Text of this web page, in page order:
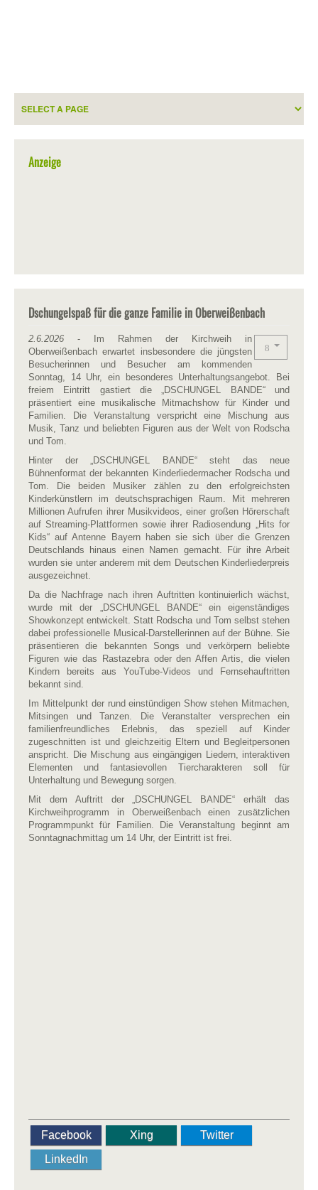
Anzeige
Dschungelspaß für die ganze Familie in Oberweißenbach
2.6.2026 - Im Rahmen der Kirchweih in
Oberweißenbach erwartet insbesondere die jüngsten
Besucherinnen und Besucher am kommenden
Sonntag, 14 Uhr, ein besonderes Unterhaltungsangebot. Bei
freiem Eintritt gastiert die „DSCHUNGEL BANDE“ und
präsentiert eine musikalische Mitmachshow für Kinder und
Familien. Die Veranstaltung verspricht eine Mischung aus
Musik, Tanz und beliebten Figuren aus der Welt von Rodscha
und Tom.
Hinter der „DSCHUNGEL BANDE“ steht das neue
Bühnenformat der bekannten Kinderliedermacher Rodscha und
Tom. Die beiden Musiker zählen zu den erfolgreichsten
Kinderkünstlern im deutschsprachigen Raum. Mit mehreren
Millionen Aufrufen ihrer Musikvideos, einer großen Hörerschaft
auf Streaming-Plattformen sowie ihrer Radiosendung „Hits for
Kids“ auf Antenne Bayern haben sie sich über die Grenzen
Deutschlands hinaus einen Namen gemacht. Für ihre Arbeit
wurden sie unter anderem mit dem Deutschen Kinderliederpreis
ausgezeichnet.
Da die Nachfrage nach ihren Auftritten kontinuierlich wächst,
wurde mit der „DSCHUNGEL BANDE“ ein eigenständiges
Showkonzept entwickelt. Statt Rodscha und Tom selbst stehen
dabei professionelle Musical-Darstellerinnen auf der Bühne. Sie
präsentieren die bekannten Songs und verkörpern beliebte
Figuren wie das Rastazebra oder den Affen Artis, die vielen
Kindern bereits aus YouTube-Videos und Fernsehauftritten
bekannt sind.
Im Mittelpunkt der rund einstündigen Show stehen Mitmachen,
Mitsingen und Tanzen. Die Veranstalter versprechen ein
familienfreundliches Erlebnis, das speziell auf Kinder
zugeschnitten ist und gleichzeitig Eltern und Begleitpersonen
anspricht. Die Mischung aus eingängigen Liedern, interaktiven
Elementen und fantasievollen Tiercharakteren soll für
Unterhaltung und Bewegung sorgen.
Mit dem Auftritt der „DSCHUNGEL BANDE“ erhält das
Kirchweihprogramm in Oberweißenbach einen zusätzlichen
Programmpunkt für Familien. Die Veranstaltung beginnt am
Sonntagnachmittag um 14 Uhr, der Eintritt ist frei.
Facebook Xing
Twitter
LinkedIn